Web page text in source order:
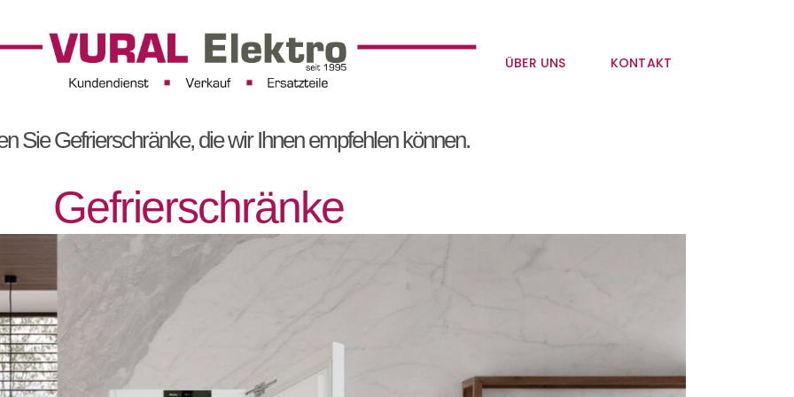
ÜBER UNS KONTAKT
Sie Gefrierschränke, die wir Ihnen empfehlen können.
Gefrierschränke